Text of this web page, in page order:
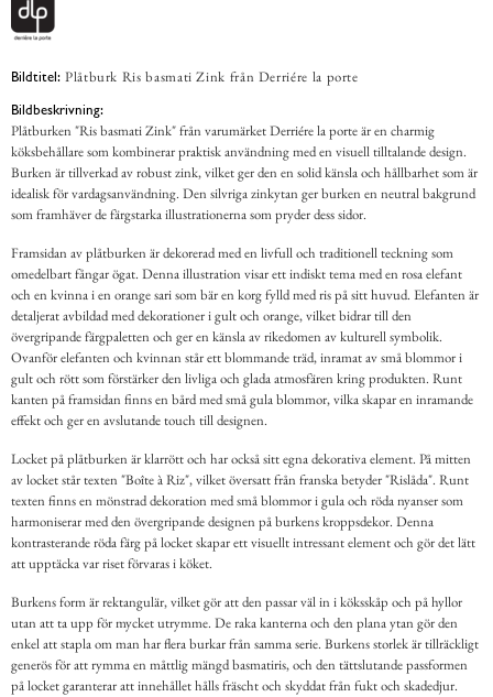
Bildtitel: Plåtburk Ris basmati Zink från Derriére la porte
Bildbeskrivning:
Plåtburken "Ris basmati Zink" från varumärket Derriére la porte är en charmig
köksbehållare som kombinerar praktisk användning med en visuell tilltalande design.
Burken är tillverkad av robust zink, vilket ger den en solid känsla och hållbarhet som är
idealisk för vardagsanvändning. Den silvriga zinkytan ger burken en neutral bakgrund
som framhäver de färgstarka illustrationerna som pryder dess sidor.
Framsidan av plåtburken är dekorerad med en livfull och traditionell teckning som
omedelbart fångar ögat. Denna illustration visar ett indiskt tema med en rosa elefant
och en kvinna i en orange sari som bär en korg fylld med ris på sitt huvud. Elefanten är
detaljerat avbildad med dekorationer i gult och orange, vilket bidrar till den
övergripande färgpaletten och ger en känsla av rikedomen av kulturell symbolik.
Ovanför elefanten och kvinnan står ett blommande träd, inramat av små blommor i
gult och rött som förstärker den livliga och glada atmosfären kring produkten. Runt
kanten på framsidan finns en bård med små gula blommor, vilka skapar en inramande
effekt och ger en avslutande touch till designen.
Locket på plåtburken är klarrött och har också sitt egna dekorativa element. På mitten
av locket står texten "Boîte à Riz", vilket översatt från franska betyder "Rislåda". Runt
texten finns en mönstrad dekoration med små blommor i gula och röda nyanser som
harmoniserar med den övergripande designen på burkens kroppsdekor. Denna
kontrasterande röda färg på locket skapar ett visuellt intressant element och gör det lätt
att upptäcka var riset förvaras i köket.
Burkens form är rektangulär, vilket gör att den passar väl in i köksskåp och på hyllor
utan att ta upp för mycket utrymme. De raka kanterna och den plana ytan gör den
enkel att stapla om man har flera burkar från samma serie. Burkens storlek är tillräckligt
generös för att rymma en måttlig mängd basmatiris, och den tättslutande passformen
på locket garanterar att innehållet hålls fräscht och skyddat från fukt och skadedjur.